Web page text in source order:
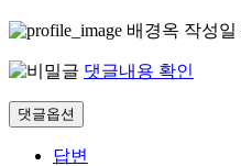
배경옥 작성일
댓글내용 확인
댓글옵션
답변